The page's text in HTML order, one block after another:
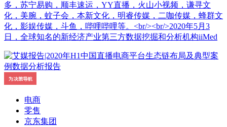
多，苏宁易购，顺丰速运，YY直播，火山小视频，谦寻文
化，美腕，蚊子会，本新文化，明睿传媒，二咖传媒，蜂群文
化，影娱传媒，斗鱼，哔哩哔哩等。<br/><br/>2020年5月3
日，全球知名的新经济产业第三方数据挖掘和分析机构iiMed
电商
零售
京东集团